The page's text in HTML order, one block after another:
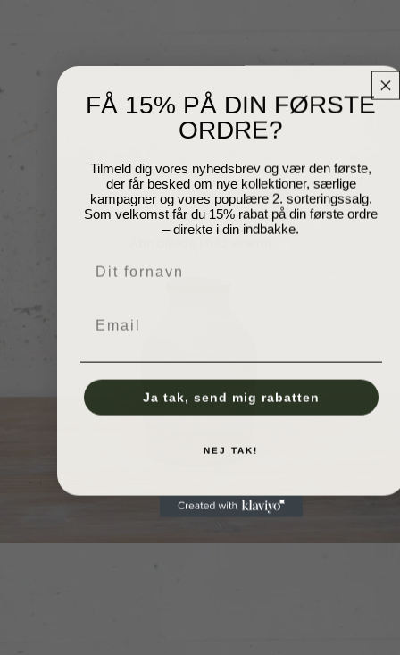
FÅ 15% PÅ DIN FØRSTE
ORDRE?
Tilmeld dig vores nyhedsbrev og vær den første,
der får besked om nye kollektioner, særlige
kampagner og vores populære 2. sorteringssalg.
Som velkomst får du 15% rabat på din første ordre
– direkte i din indbakke.
Ja tak, send mig rabatten
NEJ TAK!